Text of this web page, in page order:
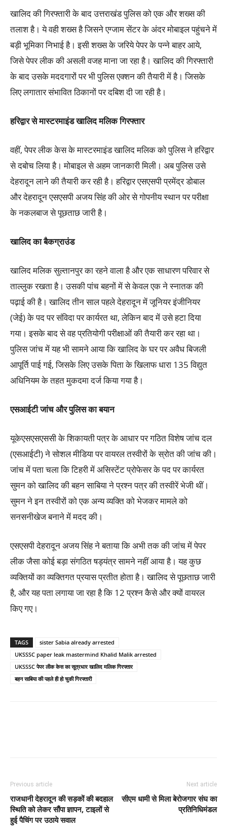
खालिद की गिरफ्तारी के बाद उत्तराखंड पुलिस को एक और शख्स की
तलाश है। ये वही शख्स है जिसने एग्जाम सेंटर के अंदर मोबाइल पहुंचने में
बड़ी भूमिका निभाई है। इसी शख्स के जरिये पेपर के पन्ने बाहर आये,
जिसे पेपर लीक की असली वजह माना जा रहा है। खालिद की गिरफ्तारी
के बाद उसके मददगारों पर भी पुलिस एक्शन की तैयारी में है। जिसके
लिए लगातार संभावित ठिकानों पर दबिश दी जा रही है।
हरिद्वार से मास्टरमाइंड खालिद मलिक गिरफ्तार
वहीं, पेपर लीक केस के मास्टरमाइंड खालिद मलिक को पुलिस ने हरिद्वार
से दबोच लिया है। मोबाइल से अहम जानकारी मिली। अब पुलिस उसे
देहरादून लाने की तैयारी कर रही है। हरिद्वार एसएसपी प्रमेंद्र डोबाल
और देहरादून एसएसपी अजय सिंह की ओर से गोपनीय स्थान पर परीक्षा
के नकलबाज से पूछताछ जारी है।
खालिद का बैकग्राउंड
खालिद मलिक सुल्तानपुर का रहने वाला है और एक साधारण परिवार से
ताल्लुक रखता है। उसकी पांच बहनों में से केवल एक ने स्नातक की
पढ़ाई की है। खालिद तीन साल पहले देहरादून में जूनियर इंजीनियर
(जेई) के पद पर संविदा पर कार्यरत था, लेकिन बाद में उसे हटा दिया
गया। इसके बाद से वह प्रतियोगी परीक्षाओं की तैयारी कर रहा था।
पुलिस जांच में यह भी सामने आया कि खालिद के घर पर अवैध बिजली
आपूर्ति पाई गई, जिसके लिए उसके पिता के खिलाफ धारा 135 विद्युत
अधिनियम के तहत मुकदमा दर्ज किया गया है।
एसआईटी जांच और पुलिस का बयान
यूकेएसएसएससी के शिकायती पत्र के आधार पर गठित विशेष जांच दल
(एसआईटी) ने सोशल मीडिया पर वायरल तस्वीरों के स्रोत की जांच की।
जांच में पता चला कि टिहरी में असिस्टेंट प्रोफेसर के पद पर कार्यरत
सुमन को खालिद की बहन साबिया ने प्रश्न पत्र की तस्वीरें भेजी थीं।
सुमन ने इन तस्वीरों को एक अन्य व्यक्ति को भेजकर मामले को
सनसनीखेज बनाने में मदद की।
एसएसपी देहरादून अजय सिंह ने बताया कि अभी तक की जांच में पेपर
लीक जैसा कोई बड़ा संगठित षड्यंत्र सामने नहीं आया है। यह कुछ
व्यक्तियों का व्यक्तिगत प्रयास प्रतीत होता है। खालिद से पूछताछ जारी
है, और यह पता लगाया जा रहा है कि 12 प्रश्न कैसे और क्यों वायरल
किए गए।
TAGS
sister Sabia already arrested
UKSSSC paper leak mastermind Khalid Malik arrested
UKSSSC पेपर लीक केस का सूत्रधार खालिद मलिक गिरफ्तार
बहन साबिया की पहले ही हो चुकी गिरफ्तारी
Previous article
राजधानी देहरादून की सड़कों की बदहाल
स्थिति को लेकर सौंपा ज्ञापन, टाइलों से
हुई पैचिंग पर उठाये सवाल
Next article
सीएम धामी से मिला बेरोजगार संघ का
प्रतिनिधिमंडल